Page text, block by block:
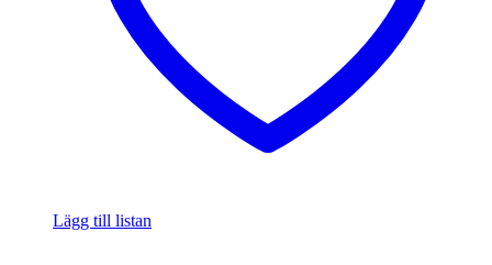
Lägg till listan